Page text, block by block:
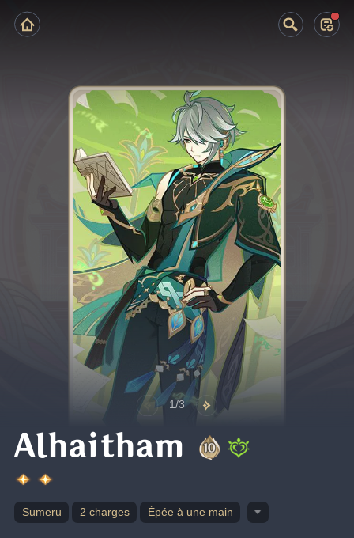
1/3
Alhaitham
Sumeru 2 charges Épée à une main